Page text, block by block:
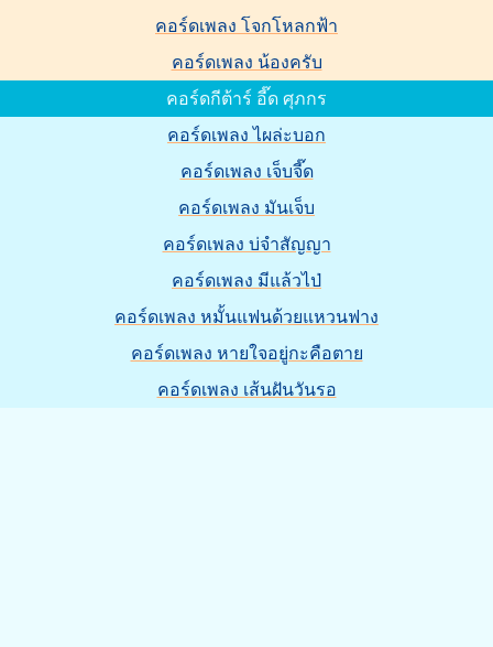
คอร์ดเพลง โจกโหลกฟ้า
คอร์ดเพลง น้องครับ
คอร์ดกีต้าร์ อี๊ด ศุภกร
คอร์ดเพลง ไผล่ะบอก
คอร์ดเพลง เจ็บจี๊ด
คอร์ดเพลง มันเจ็บ
คอร์ดเพลง บ่จำสัญญา
คอร์ดเพลง มีแล้วไป่
คอร์ดเพลง หมั้นแฟนด้วยแหวนฟาง
คอร์ดเพลง หายใจอยู่กะคือตาย
คอร์ดเพลง เส้นฝันวันรอ